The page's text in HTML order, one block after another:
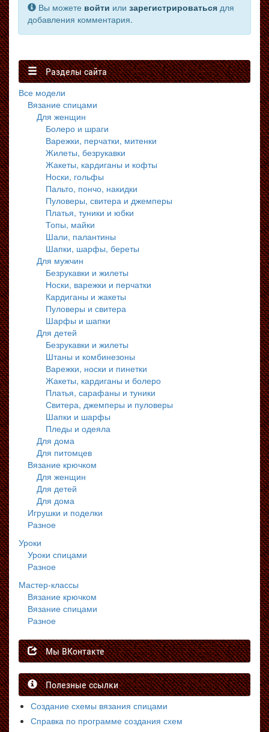
Вы можете войти или зарегистрироваться для
добавления комментария.
Разделы сайта
Все модели
Вязание спицами
Для женщин
Болеро и шраги
Варежки, перчатки, митенки
Жилеты, безрукавки
Жакеты, кардиганы и кофты
Носки, гольфы
Пальто, пончо, накидки
Пуловеры, свитера и джемперы
Платья, туники и юбки
Топы, майки
Шали, палантины
Шапки, шарфы, береты
Для мужчин
Безрукавки и жилеты
Носки, варежки и перчатки
Кардиганы и жакеты
Пуловеры и свитера
Шарфы и шапки
Для детей
Безрукавки и жилеты
Штаны и комбинезоны
Варежки, носки и пинетки
Жакеты, кардиганы и болеро
Платья, сарафаны и туники
Свитера, джемперы и пуловеры
Шапки и шарфы
Пледы и одеяла
Для дома
Для питомцев
Вязание крючком
Для женщин
Для детей
Для дома
Игрушки и поделки
Разное
Уроки
Уроки спицами
Разное
Мастер-классы
Вязание крючком
Вязание спицами
Разное
Мы ВКонтакте
Полезные ссылки
Создание схемы вязания спицами
Справка по программе создания схем